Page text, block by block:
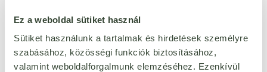
Ez a weboldal sütiket használ
Sütiket használunk a tartalmak és hirdetések személyre
szabásához, közösségi funkciók biztosításához,
valamint weboldalforgalmunk elemzéséhez. Ezenkívül
BIJÓ EXTRA ÁR SAJÁT TERMÉKEKKEL
Egységár:6 760 Ft/kg
197 készleten